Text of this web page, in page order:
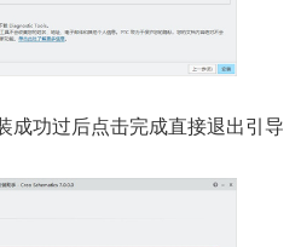
成功过后点击完成直接退出引导